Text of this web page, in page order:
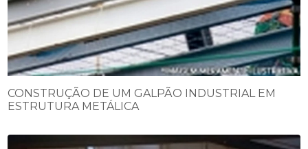
CONSTRUÇÃO DE UM GALPÃO INDUSTRIAL EM
ESTRUTURA METÁLICA